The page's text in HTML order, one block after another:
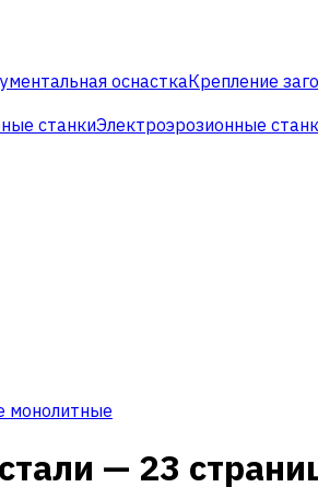
оснасткаКрепление
станкиЭлектроэрозионные
монолитные
— 23